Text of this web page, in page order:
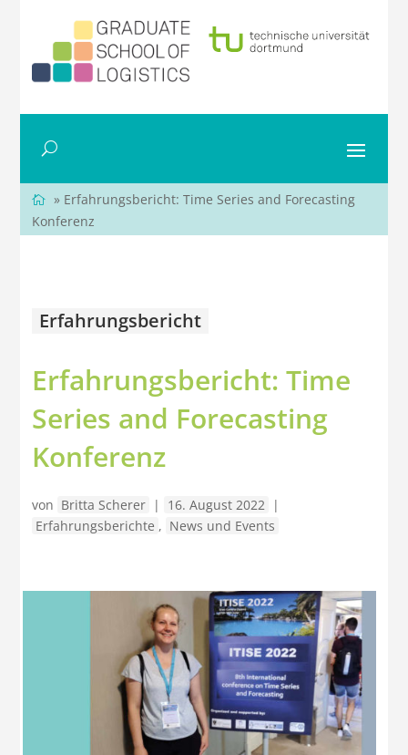
» Erfahrungsbericht: Time Series and Forecasting
Konferenz
Erfahrungsbericht
Erfahrungsbericht: Time
Series and Forecasting
Konferenz
von Britta Scherer | 16. August 2022
|
Erfahrungsberichte , News und Events